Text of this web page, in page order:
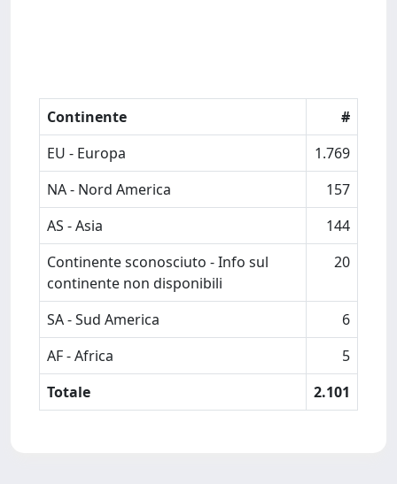
Continente
#
EU - Europa
1.769
NA - Nord America
157
AS - Asia
144
Continente sconosciuto - Info sul
continente non disponibili
20
SA - Sud America
6
AF - Africa
5
Totale
2.101